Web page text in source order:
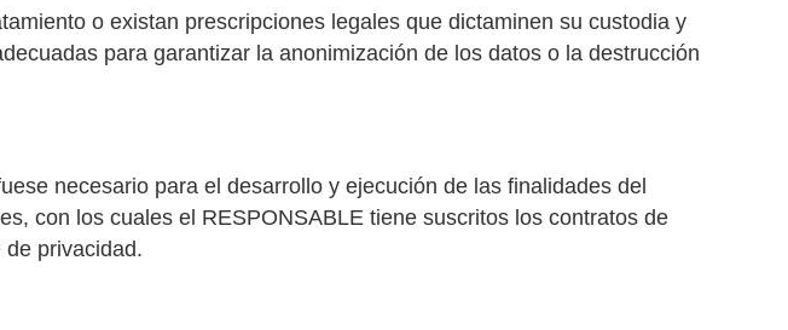
o existan prescripciones legales que dictaminen su custodia y
para garantizar la anonimización de los datos o la destrucción
necesario para el desarrollo y ejecución de las finalidades del
con los cuales el RESPONSABLE tiene suscritos los contratos de
privacidad.